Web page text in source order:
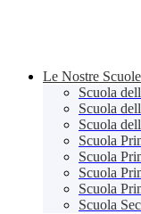
Le Nostre Scuole
Scuola
Scuola
Scuola
Scuola
Scuola
Scuola
Scuola
Scuola